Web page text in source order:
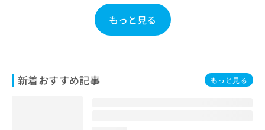
もっと見る
新着おすすめ記事 もっと見る
は